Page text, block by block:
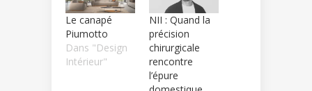
Le canapé
Piumotto
Dans "Design
Intérieur"
NII : Quand la
précision
chirurgicale
rencontre
l’épure